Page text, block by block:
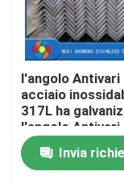
Tubo senza
tubo saldato
Tondino di
l'angolo Antivari
acciaio
317L ha
l'angolo Antivari
scanalato
d'acciaio per la
del garage
Invia